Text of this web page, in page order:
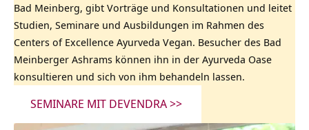
Bad Meinberg, gibt Vorträge und Konsultationen und leitet
Studien, Seminare und Ausbildungen im Rahmen des
Centers of Excellence Ayurveda Vegan. Besucher des Bad
Meinberger Ashrams können ihn in der Ayurveda Oase
konsultieren und sich von ihm behandeln lassen.
SEMINARE MIT DEVENDRA >>